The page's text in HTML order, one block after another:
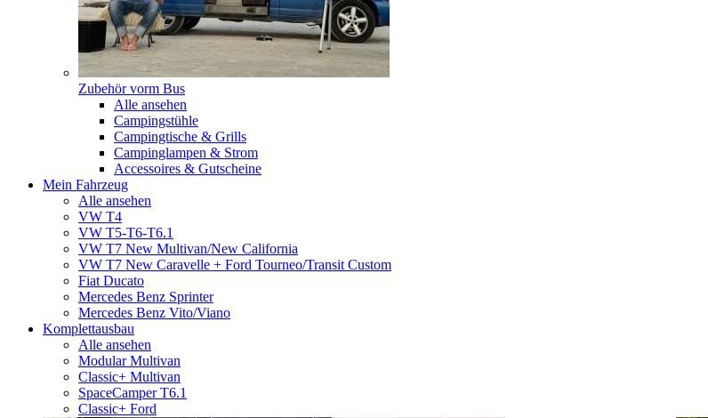
Zubehör vorm Bus
Alle ansehen
Campingstühle
Campingtische & Grills
Campinglampen & Strom
Accessoires & Gutscheine
Mein Fahrzeug
Alle ansehen
VW T4
VW T5-T6-T6.1
VW T7 New Multivan/New California
VW T7 New Caravelle + Ford Tourneo/Transit Custom
Fiat Ducato
Mercedes Benz Sprinter
Mercedes Benz Vito/Viano
Komplettausbau
Alle ansehen
Modular Multivan
Classic+ Multivan
SpaceCamper T6.1
Classic+ Ford